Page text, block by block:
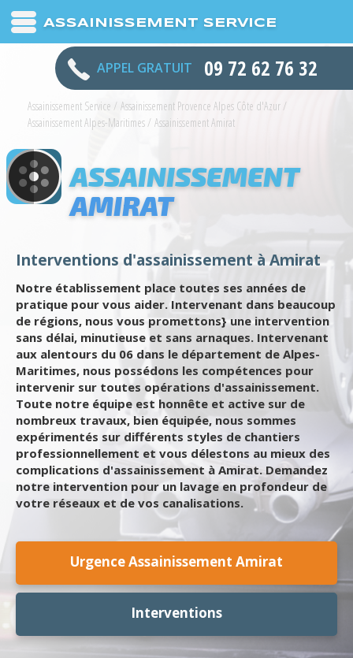
ASSAINISSEMENT SERVICE
APPEL GRATUIT 09 72 62 76 32
Assainissement Service / Assainissement Provence Alpes Côte d'Azur/
Assainissement Alpes-Maritimes/ Assainissement Amirat
ASSAINISSEMENT
AMIRAT
Interventions d'assainissement à Amirat
Notre établissement place toutes ses années de
pratique pour vous aider. Intervenant dans beaucoup
de régions, nous vous promettons} une intervention
sans délai, minutieuse et sans arnaques. Intervenant
aux alentours du 06 dans le département de Alpes-
Maritimes, nous possédons les compétences pour
intervenir sur toutes opérations d'assainissement.
Toute notre équipe est honnête et active sur de
nombreux travaux, bien équipée, nous sommes
expérimentés sur différents styles de chantiers
professionnellement et vous délestons au mieux des
complications d'assainissement à Amirat. Demandez
notre intervention pour un lavage en profondeur de
votre réseaux et de vos canalisations.
Urgence Assainissement Amirat
Interventions